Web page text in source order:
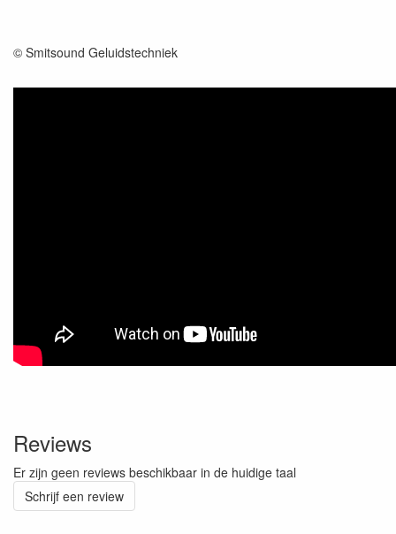
© Smitsound Geluidstechniek
Reviews
Er zijn geen reviews beschikbaar in de huidige taal
Schrijf een review